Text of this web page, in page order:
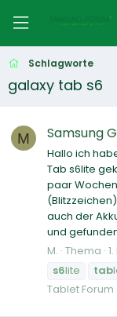
Schlagworte
galaxy tab s6
M Samsung
Hallo ich
Tab s6lite
paar
auch der
und
M. Thema
s6lite tab
Tablet Forum